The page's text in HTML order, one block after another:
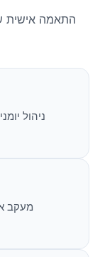
התאמה אישית
ניהול